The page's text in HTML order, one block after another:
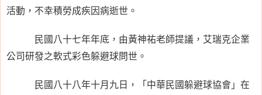
活動，不幸積勞成疾因病逝世。
民國八十七年年底，由黃神祐老師提議，艾瑞克企業
公司研發之軟式彩色躲避球問世。
民國八十八年十月九日，「中華民國躲避球協會」在